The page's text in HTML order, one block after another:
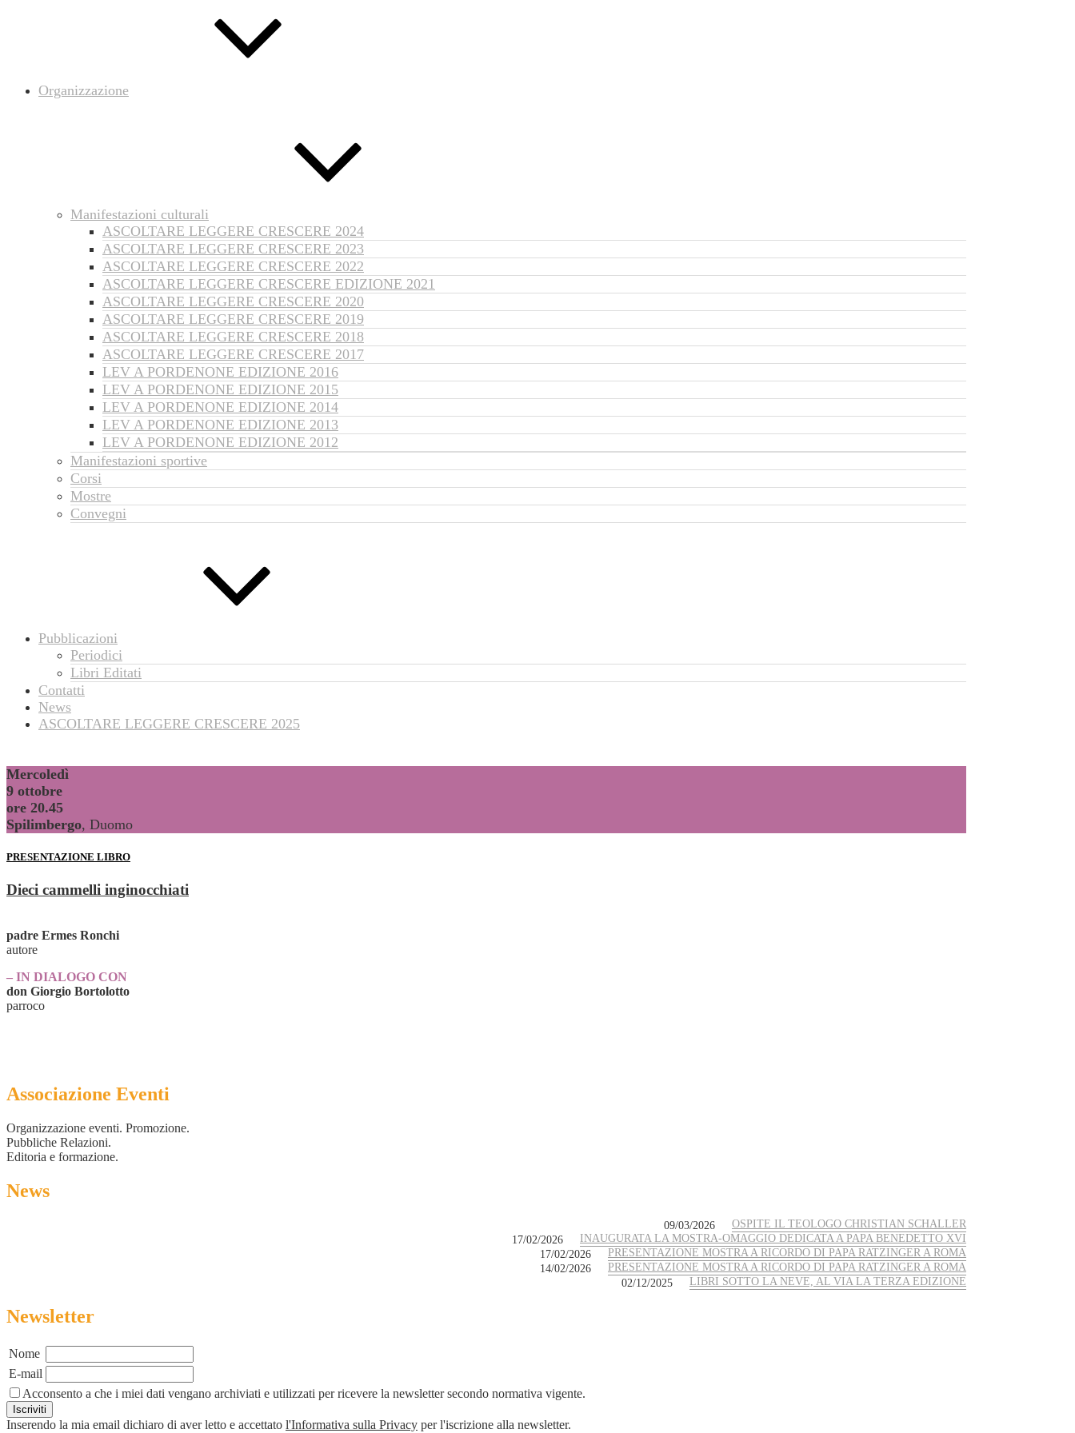
Organizzazione
Manifestazioni culturali
ASCOLTARE LEGGERE CRESCERE 2024
ASCOLTARE LEGGERE CRESCERE 2023
ASCOLTARE LEGGERE CRESCERE 2022
ASCOLTARE LEGGERE CRESCERE EDIZIONE 2021
ASCOLTARE LEGGERE CRESCERE 2020
ASCOLTARE LEGGERE CRESCERE 2019
ASCOLTARE LEGGERE CRESCERE 2018
ASCOLTARE LEGGERE CRESCERE 2017
LEV A PORDENONE EDIZIONE 2016
LEV A PORDENONE EDIZIONE 2015
LEV A PORDENONE EDIZIONE 2014
LEV A PORDENONE EDIZIONE 2013
LEV A PORDENONE EDIZIONE 2012
Manifestazioni sportive
Corsi
Mostre
Convegni
Pubblicazioni
Periodici
Libri Editati
Contatti
News
ASCOLTARE LEGGERE CRESCERE 2025
Mercoledì
9 ottobre
ore 20.45
Spilimbergo, Duomo
PRESENTAZIONE LIBRO
Dieci cammelli inginocchiati
padre Ermes Ronchi
autore
– IN DIALOGO CON
don Giorgio Bortolotto
parroco
Associazione Eventi
Organizzazione eventi. Promozione.
Pubbliche Relazioni.
Editoria e formazione.
News
OSPITE IL TEOLOGO CHRISTIAN SCHALLER
09/03/2026
INAUGURATA LA MOSTRA-OMAGGIO DEDICATA A PAPA BENEDETTO XVI
17/02/2026
PRESENTAZIONE MOSTRA A RICORDO DI PAPA RATZINGER A ROMA
17/02/2026
PRESENTAZIONE MOSTRA A RICORDO DI PAPA RATZINGER A ROMA
14/02/2026
LIBRI SOTTO LA NEVE, AL VIA LA TERZA EDIZIONE
02/12/2025
Newsletter
Nome
E-mail
Acconsento a che i miei dati vengano archiviati e utilizzati per ricevere la newsletter secondo normativa vigente.
Inserendo la mia email dichiaro di aver letto e accettato l'Informativa sulla Privacy per l'iscrizione alla newsletter.